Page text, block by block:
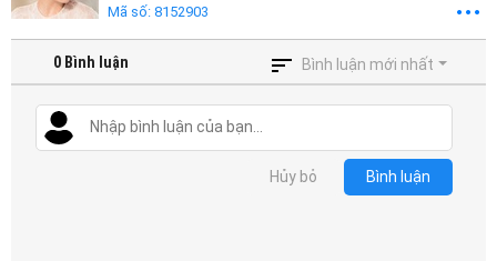
Mã số: 8152903
0 Bình luận Bình luận mới nhất
Hủy bỏ Bình luận